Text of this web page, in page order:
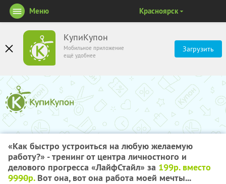
КупиКупон
Мобильное приложение
ещё удобнее
Загрузить
Меню Красноярск
«Как быстро устроиться на любую желаемую
работу?» - тренинг от центра личностного и
делового прогресса «ЛайфСтайл» за 199р. вместо
9990р.Вот она, вот она работа моей мечты...